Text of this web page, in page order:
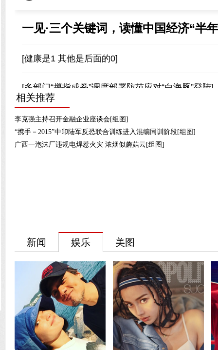
相关推荐
李克强主持召开金融企业座谈会[组图]
“携手－2015”中印陆军反恐联合训练进入混编同训阶段[组图]
广西一泡沫厂违规电焊惹火灾 浓烟似蘑菇云[组图]